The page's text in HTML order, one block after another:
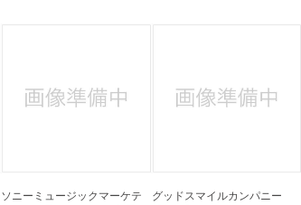
ソニーミュージックマーケテ
グッドスマイルカンパニー